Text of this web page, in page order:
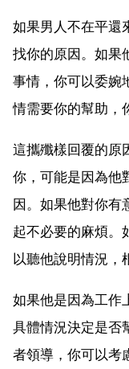
如果男人不在平還
找你的原因。如果
事情，你可以委婉
情需要你的幫助，
這攜殲樣回覆的原
你，可能是因為他
因。如果他對你有
起不必要的麻煩。
以聽他說明情況，
如果他是因為工作
具體情況決定是否
者領導，你可以考